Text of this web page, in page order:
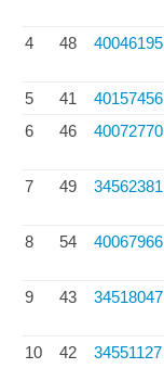
4 48 40046195
5 41 40157456
6
46 40072770
7 49 34562381
8 54 40067966
9 43 34518047
10 42 34551127